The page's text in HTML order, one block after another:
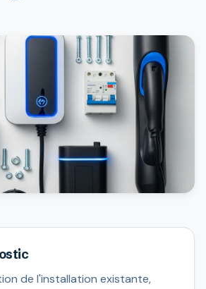
de l'installation existante,